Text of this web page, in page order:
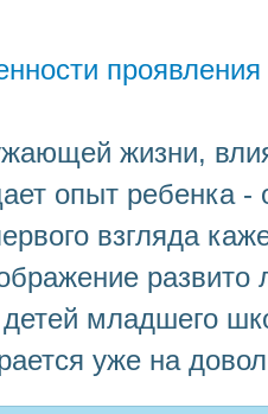
жизни,
опыт ребенка -
взгляда
младшего
уже на